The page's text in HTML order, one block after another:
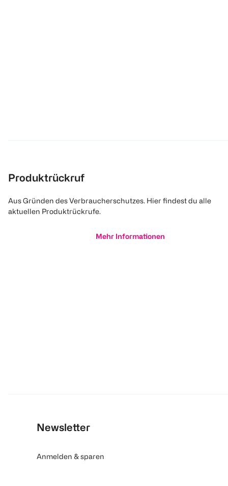
Produktrückruf
Aus Gründen des Verbraucherschutzes. Hier findest du alle
aktuellen Produktrückrufe.
Mehr Informationen
Newsletter
Anmelden & sparen